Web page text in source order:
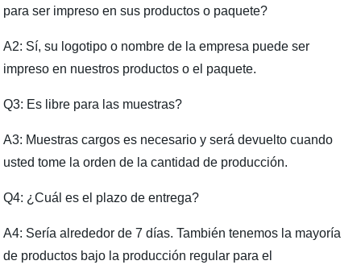
para ser impreso en sus productos o paquete?
A2: Sí, su logotipo o nombre de la empresa puede ser
impreso en nuestros productos o el paquete.
Q3: Es libre para las muestras?
A3: Muestras cargos es necesario y será devuelto cuando
usted tome la orden de la cantidad de producción.
Q4: ¿Cuál es el plazo de entrega?
A4: Sería alrededor de 7 días. También tenemos la mayoría
de productos bajo la producción regular para el